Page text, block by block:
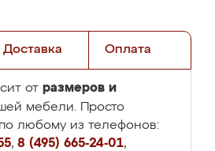
Доставка Оплата
от размеров и
мебели. Просто
любому из телефонов:
, 8 (495) 665-24-01,